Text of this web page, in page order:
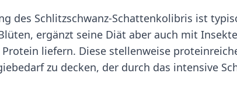
des Schlitzschwanz-Schattenkolibris ist
ergänzt seine Diät aber auch mit
Protein liefern. Diese stellenweise
zu decken, der durch das intensive